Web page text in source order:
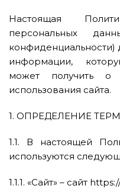
Настоящая
персональных
конфиденциальности)
информации,
может получить о
использования сайта.
1. ОПРЕДЕЛЕНИЕ
1.1. В настоящей
используются
1.1.1. «Сайт» – сайт